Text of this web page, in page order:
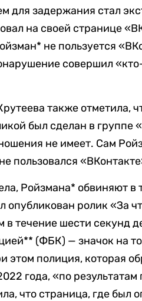
для задержания стал
на своей странице
не пользуется
совершил
также отметила,
был сделан в группе
не имеет. Сам
пользовался
Ройзмана* обвиняют в
опубликован ролик «За
в течение шести секунд
(ФБК) — значок на
этом полиция, которая
года, «по
что страница, где был